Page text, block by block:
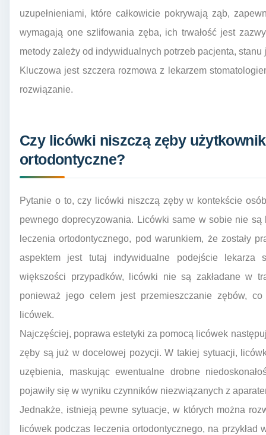
uzupełnieniami, które całkowicie pokrywają ząb,
wymagają one szlifowania zęba, ich trwałość jest
metody zależy od indywidualnych potrzeb pacjenta,
Kluczowa jest szczera rozmowa z lekarzem
rozwiązanie.
Czy licówki niszczą zęby
ortodontyczne?
Pytanie o to, czy licówki niszczą zęby w kontekście
pewnego doprecyzowania. Licówki same w sobie nie
leczenia ortodontycznego, pod warunkiem, że zostały
aspektem jest tutaj indywidualne podejście lekarza
większości przypadków, licówki nie są zakładane w
ponieważ jego celem jest przemieszczanie zębów,
licówek.
Najczęściej, poprawa estetyki za pomocą licówek
zęby są już w docelowej pozycji. W takiej sytuacji,
uzębienia, maskując ewentualne drobne
pojawiły się w wyniku czynników niezwiązanych z
Jednakże, istnieją pewne sytuacje, w których można
licówek podczas leczenia ortodontycznego, na